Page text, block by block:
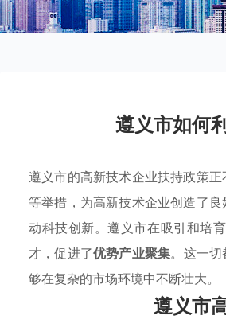
遵义市如何
遵义市的高新技术企业扶持政策
等举措，为高新技术企业创造了
动科技创新。遵义市在吸引和培
才，促进了优势产业聚集。这一
够在复杂的市场环境中不断壮大。
遵义市